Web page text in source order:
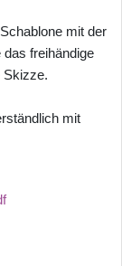
mit der
freihändige
Skizze.
mit